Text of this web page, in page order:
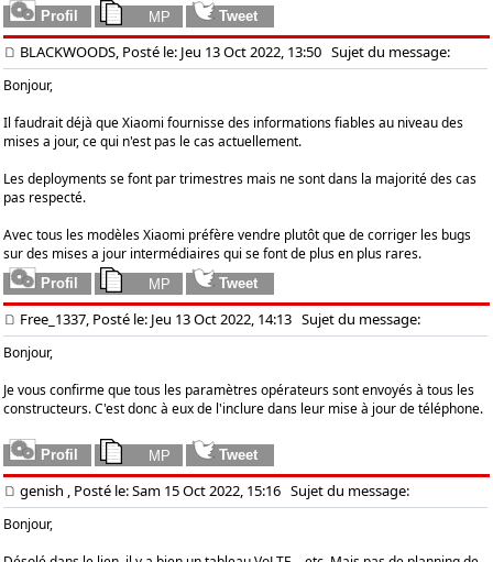
BLACKWOODS, Posté le: Jeu 13 Oct 2022, 13:50 Sujet du message:
Bonjour,
Il faudrait déjà que Xiaomi fournisse des informations fiables au niveau des
mises a jour, ce qui n'est pas le cas actuellement.
Les deployments se font par trimestres mais ne sont dans la majorité des cas
pas respecté.
Avec tous les modèles Xiaomi préfère vendre plutôt que de corriger les bugs
sur des mises a jour intermédiaires qui se font de plus en plus rares.
Free_1337, Posté le: Jeu 13 Oct 2022, 14:13 Sujet du message:
Bonjour,
Je vous confirme que tous les paramètres opérateurs sont envoyés à tous les
constructeurs. C'est donc à eux de l'inclure dans leur mise à jour de téléphone.
genish , Posté le: Sam 15 Oct 2022, 15:16 Sujet du message:
Bonjour,